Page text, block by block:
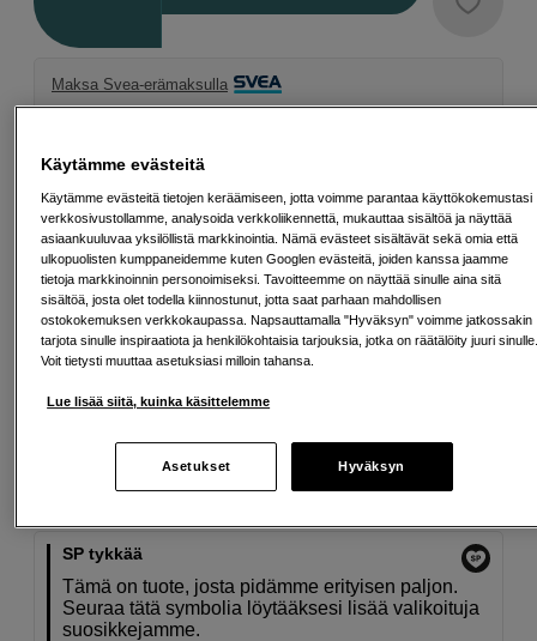
Maksa Svea-erämaksulla
Avausmaksu 5 EUR, laskutusmaksu 0 EUR/kk lisäksi
Lainaaminen maksaa! Jos et pysty maksamaan velkaa ajoissa, saatat
saada maksuhäiriömerkinnän. Se voi vaikeuttaa asunnon vuokraamista,
liittymien tekemistä ja uusien lainojen saamista. Apua saat kuntasi talous- ja
velkaneuvonnasta. Yhteystiedot löydät sivulta
kkv.fi (avautuu uuteen
välilehteen)
XC 35mm f/2 hintaan 19 €
Osta X-T30 III ja saat XC 35mm f/2 -objektiivin
ostoskoriin, niin alennus lasketaan
2026 asti.
SP tykkää
Tämä on tuote, josta pidämme erityisen paljon.
Seuraa tätä symbolia löytääksesi lisää valikoituja
suosikkejamme.
Käytämme evästeitä
Käytämme evästeitä tietojen keräämiseen, jotta voimme parantaa käyttökokemustasi
verkkosivustollamme, analysoida verkkoliikennettä, mukauttaa sisältöä ja näyttää
asiaankuuluvaa yksilöllistä markkinointia. Nämä evästeet sisältävät sekä omia että
ulkopuolisten kumppaneidemme kuten Googlen evästeitä, joiden kanssa jaamme
tietoja markkinoinnin personoimiseksi. Tavoitteemme on näyttää sinulle aina sitä
sisältöä, josta olet todella kiinnostunut, jotta saat parhaan mahdollisen
ostokokemuksen verkkokaupassa. Napsauttamalla "Hyväksyn" voimme jatkossakin
tarjota sinulle inspiraatiota ja henkilökohtaisia tarjouksia, jotka on räätälöity juuri
Voit tietysti muuttaa asetuksiasi milloin tahansa.
Lue lisää siitä, kuinka käsittelemme
Asetukset Hyväksyn